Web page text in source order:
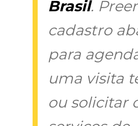
Brasil.
cadastro
para
uma visita
ou solicitar